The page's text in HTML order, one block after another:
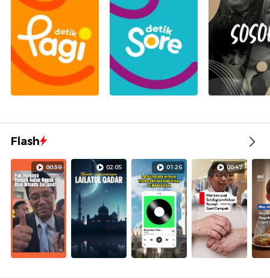
Flash
00:39 02:05 01:26 00:47